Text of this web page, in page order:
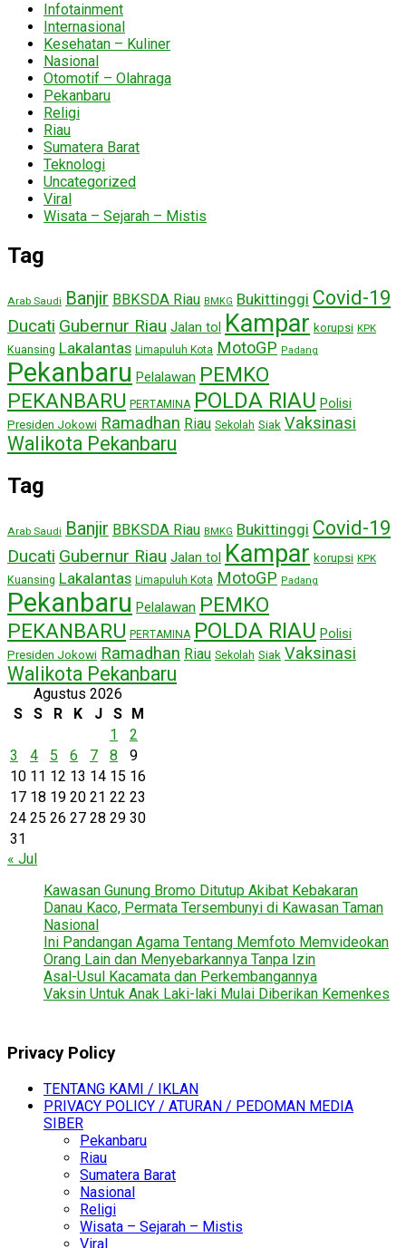
Infotainment
Internasional
Kesehatan – Kuliner
Nasional
Otomotif – Olahraga
Pekanbaru
Religi
Riau
Sumatera Barat
Teknologi
Uncategorized
Viral
Wisata – Sejarah – Mistis
Tag
Arab Saudi Banjir BBKSDA Riau BMKG Bukittinggi Covid-19
Ducati Gubernur Riau Jalan tol Kampar korupsi KPK
Kuansing Lakalantas Limapuluh Kota MotoGP Padang
Pekanbaru Pelalawan PEMKO
PEKANBARU PERTAMINA POLDA RIAU Polisi
Presiden Jokowi Ramadhan Riau Sekolah Siak Vaksinasi
Walikota Pekanbaru
Tag
Arab Saudi Banjir BBKSDA Riau BMKG Bukittinggi Covid-19
Ducati Gubernur Riau Jalan tol Kampar korupsi KPK
Kuansing Lakalantas Limapuluh Kota MotoGP Padang
Pekanbaru Pelalawan PEMKO
PEKANBARU PERTAMINA POLDA RIAU Polisi
Presiden Jokowi Ramadhan Riau Sekolah Siak Vaksinasi
Walikota Pekanbaru
Agustus 2026
S
S R K J S M
1
2
3
4 5 6 7 8
9
10 11 12 13 14 15 16
17 18 19 20 21 22 23
24 25 26 27 28 29 30
31
« Jul
Kawasan Gunung Bromo Ditutup Akibat Kebakaran
Danau Kaco, Permata Tersembunyi di Kawasan Taman
Nasional
Ini Pandangan Agama Tentang Memfoto Memvideokan
Orang Lain dan Menyebarkannya Tanpa Izin
Asal-Usul Kacamata dan Perkembangannya
Vaksin Untuk Anak Laki-laki Mulai Diberikan Kemenkes
Privacy Policy
TENTANG KAMI / IKLAN
PRIVACY POLICY / ATURAN / PEDOMAN MEDIA
SIBER
Pekanbaru
Riau
Sumatera Barat
Nasional
Religi
Wisata – Sejarah – Mistis
Viral